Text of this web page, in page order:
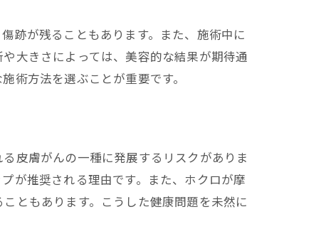
跡が残ることもあります。また、施術中に
大きさによっては、美容的な結果が期待通
術方法を選ぶことが重要です。
皮膚がんの一種に発展するリスクがありま
が推奨される理由です。また、ホクロが摩
ともあります。こうした健康問題を未然に